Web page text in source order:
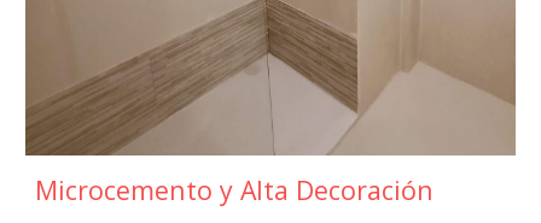
Microcemento y Alta Decoración